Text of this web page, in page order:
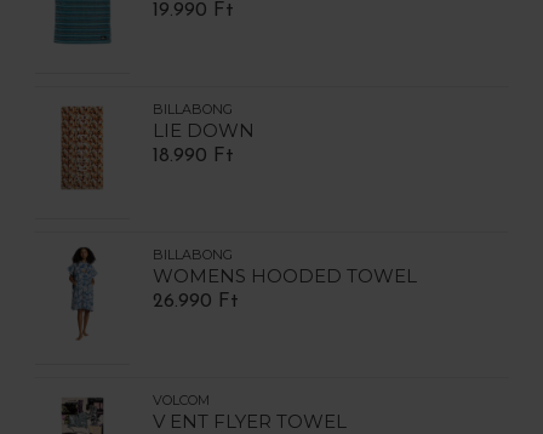
19.990 Ft
BILLABONG
LIE DOWN
18.990 Ft
BILLABONG
WOMENS HOODED TOWEL
26.990 Ft
VOLCOM
V ENT FLYER TOWEL